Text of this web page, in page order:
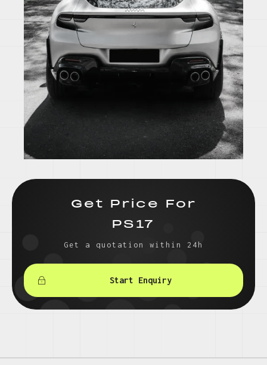
Get Price For
PS17
Get a quotation within 24h
Start Enquiry